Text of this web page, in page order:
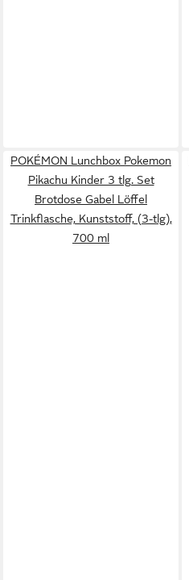
POKÉMON Lunchbox Pokemon
Pikachu Kinder 3 tlg. Set
Brotdose Gabel Löffel
Trinkflasche, Kunststoff, (3-tlg),
700 ml